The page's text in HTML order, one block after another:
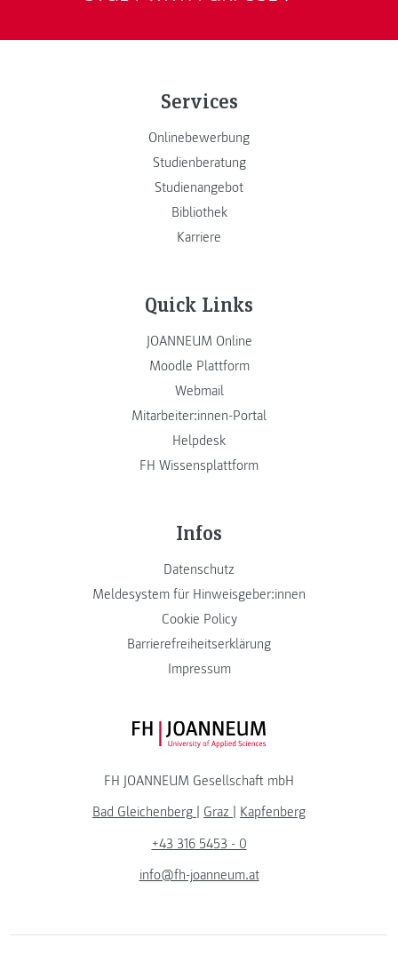
Services
Onlinebewerbung
Studienberatung
Studienangebot
Bibliothek
Karriere
Quick Links
JOANNEUM Online
Moodle Plattform
Webmail
Mitarbeiter:innen-Portal
Helpdesk
FH Wissensplattform
Infos
Datenschutz
Meldesystem für Hinweisgeber:innen
Cookie Policy
Barrierefreiheitserklärung
Impressum
FH JOANNEUM Logo
FH JOANNEUM Gesellschaft mbH
Bad Gleichenberg
Graz
Kapfenberg
+43 316 5453 - 0
info@fh-joanneum.at